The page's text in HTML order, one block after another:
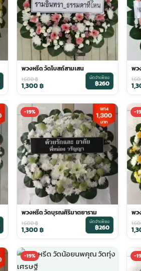
พวงหรีด วัดโบสถ์สามเสน
1,600฿
1,300฿
มัดจำเพียง
฿260
พว
-19%
พวงหรีด วัดบุรณศิริมาตยาราม
1,600฿
1,300฿
มัดจำเพียง
฿260
-
พว
-19% -